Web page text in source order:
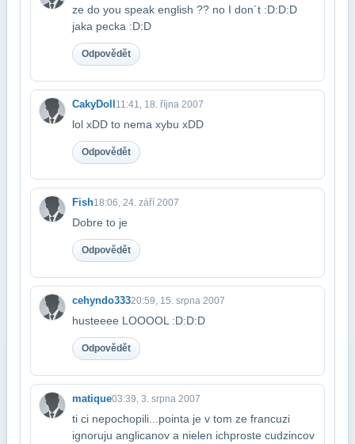
ze do you speak english ?? no I don´t :D:D:D
jaka pecka :D:D
Odpovědět
CakyDoll11:41, 18. října 2007
lol xDD to nema xybu xDD
Odpovědět
Fish18:06, 24. září 2007
Dobre to je
Odpovědět
cehyndo33320:59, 15. srpna 2007
husteeee LOOOOL :D:D:D
Odpovědět
matique03:39, 3. srpna 2007
ti ci nepochopili...pointa je v tom ze francuzi
ignoruju anglicanov a nielen ich​proste cudzincov